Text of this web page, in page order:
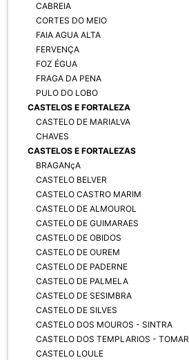
CABREIA
CORTES DO MEIO
FAIA AGUA ALTA
FERVENÇA
FOZ ÉGUA
FRAGA DA PENA
PULO DO LOBO
CASTELOS E FORTALEZA
CASTELO DE MARIALVA
CHAVES
CASTELOS E FORTALEZAS
BRAGANçA
CASTELO BELVER
CASTELO CASTRO MARIM
CASTELO DE ALMOUROL
CASTELO DE GUIMARAES
CASTELO DE OBIDOS
CASTELO DE OUREM
CASTELO DE PADERNE
CASTELO DE PALMELA
CASTELO DE SESIMBRA
CASTELO DE SILVES
CASTELO DOS MOUROS - SINTRA
CASTELO DOS TEMPLARIOS - TOMAR
CASTELO LOULE